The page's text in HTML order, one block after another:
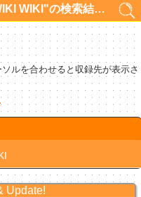
"WAITING FOR YOU / WIKI WIKI"の検索結果 1件
ルを合わせると収録先が表示さ
Update!